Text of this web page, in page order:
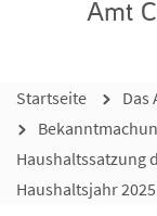
Amt
Startseite Das
Haushaltssatzung
Haushaltsjahr 2025